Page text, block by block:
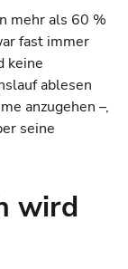
mehr als 60 %
fast immer
keine
ablesen
anzugehen –,
seine
wird